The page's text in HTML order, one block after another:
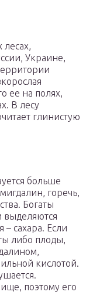
Украине,
ее на полях,
В лесу
глинистую
больше
горечь,
Богаты
сахара. Если
либо плоды,
кислотой.
поэтому его